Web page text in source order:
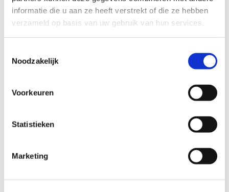
informatie die u aan ze heeft verstrekt of die ze hebben
verzameld op basis van uw gebruik van hun services.
Noodzakelijk
Voorkeuren
Statistieken
Marketing
geeft rust.
Het lijkt zo simpel en dat is het soms ook. Steunvader
Paul staat om de week langs de lijn bij tiener Jasja, die